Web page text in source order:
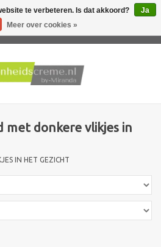
met donkere vlikjes in
IN HET GEZICHT
te verbeteren. Is dat akkoord?
Ja
Meer over cookies »